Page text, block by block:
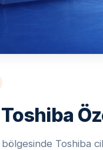
Toshiba